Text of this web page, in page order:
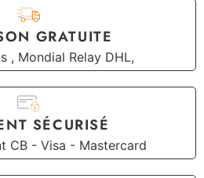
GRATUITE
, Mondial Relay DHL,
SÉCURISÉ
CB - Visa - Mastercard